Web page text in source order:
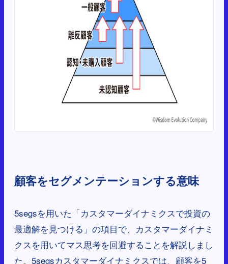
顧客をセグメンテーションする意味
5segsを用いた「カスタマーダイナミクスで投資の
最適解を見つける」の項目で、カスタマーダイナミ
クスを用いてマス思考を回避することを解説しまし
た。5segsカスタマーダイナミクスでは、顧客を5